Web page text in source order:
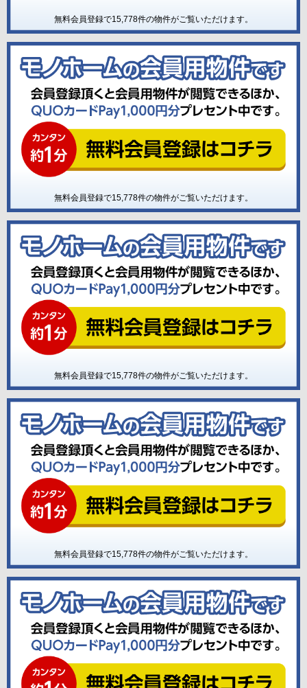
無料会員登録で15,778件の物件がご覧いただけます。
無料会員登録で15,778件の物件がご覧いただけます。
無料会員登録で15,778件の物件がご覧いただけます。
無料会員登録で15,778件の物件がご覧いただけます。